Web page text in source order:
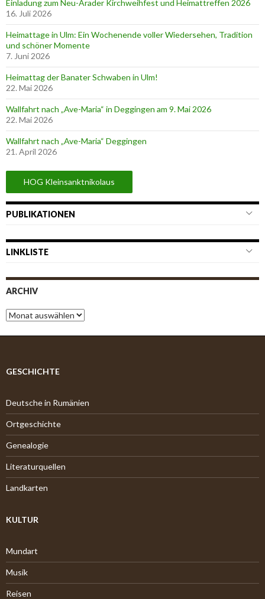
Einladung zum Neu-Arader Kirchweihfest und Heimattreffen 2026
16. Juli 2026
Heimattage in Ulm: Ein Wochenende voller Wiedersehen, Tradition
und schöner Momente
7. Juni 2026
Heimattag der Banater Schwaben in Ulm!
22. Mai 2026
Wallfahrt nach „Ave-Maria“ in Deggingen am 9. Mai 2026
22. Mai 2026
Wallfahrt nach „Ave-Maria“ Deggingen
21. April 2026
HOG Kleinsanktnikolaus
PUBLIKATIONEN
LINKLISTE
ARCHIV
A
r
c
v
GESCHICHTE
Deutsche in Rumänien
Ortgeschichte
Genealogie
Literaturquellen
Landkarten
KULTUR
Mundart
Musik
Reisen